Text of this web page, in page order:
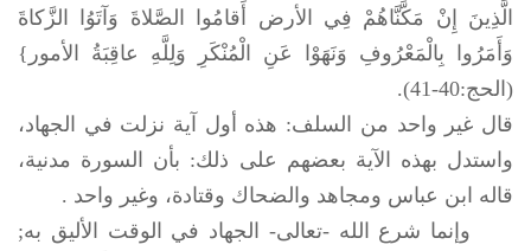
الَّذِينَ إِنْ مَكَّنَّاهُمْ فِي الأرض أَقامُوا الصَّلاةَ وَآتَوُا الزَّكاةَ
وَأَمَرُوا بِالْمَعْرُوفِ وَنَهَوْا عَنِ الْمُنْكَرِ وَلِلَّهِ عاقِبَةُ الأمور}
(الحج:40-41).
قال غير واحد من السلف: هذه أول آية نزلت في الجهاد،
واستدل بهذه الآية بعضهم على ذلك: بأن السورة مدنية،
قاله ابن عباس ومجاهد والضحاك وقتادة، وغير واحد .
وإنما شرع الله -تعالى- الجهاد في الوقت الأليق به;